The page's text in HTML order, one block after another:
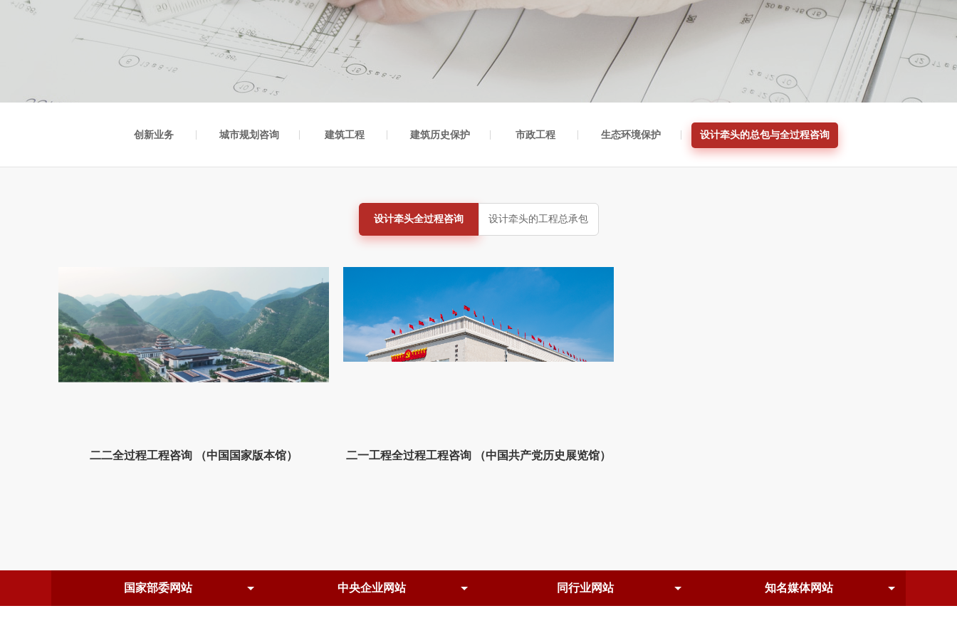
创新业务 城市规划咨询 建筑工程 建筑历史保护 市政工程 生态环境保护 设计牵头的总包与全过程咨询
设计牵头全过程咨询 设计牵头的工程总承包
二二全过程工程咨询 （中国国家版本馆） 二一工程全过程工程咨询 （中国共产党历史展览馆）